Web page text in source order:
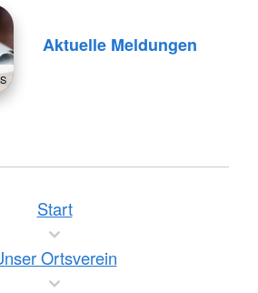
Aktuelle Meldungen
Start
Ortsverein